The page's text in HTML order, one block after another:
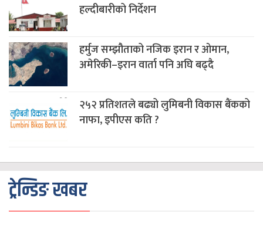
हल्दीबारीको निर्देशन
हर्मुज सम्झौताको नजिक इरान र ओमान,
अमेरिकी–इरान वार्ता पनि अघि बढ्दै
२५२ प्रतिशतले बढ्यो लुमिबनी विकास बैंकको
नाफा, इपीएस कति ?
ट्रेन्डिङ खबर